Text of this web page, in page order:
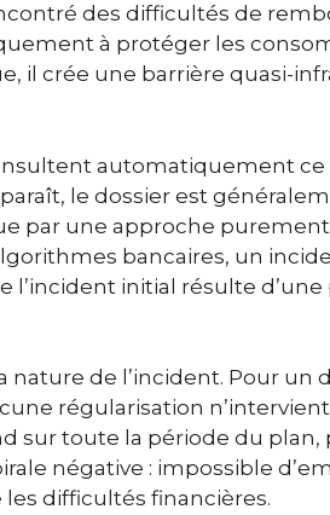
des difficultés de
à protéger les
il crée une barrière quasi-
automatiquement
le dossier est
par une approche
bancaires, un
l’incident initial résulte
nature de l’incident. Pour un
régularisation
sur toute la période du plan,
négative : impossible
difficultés financières.